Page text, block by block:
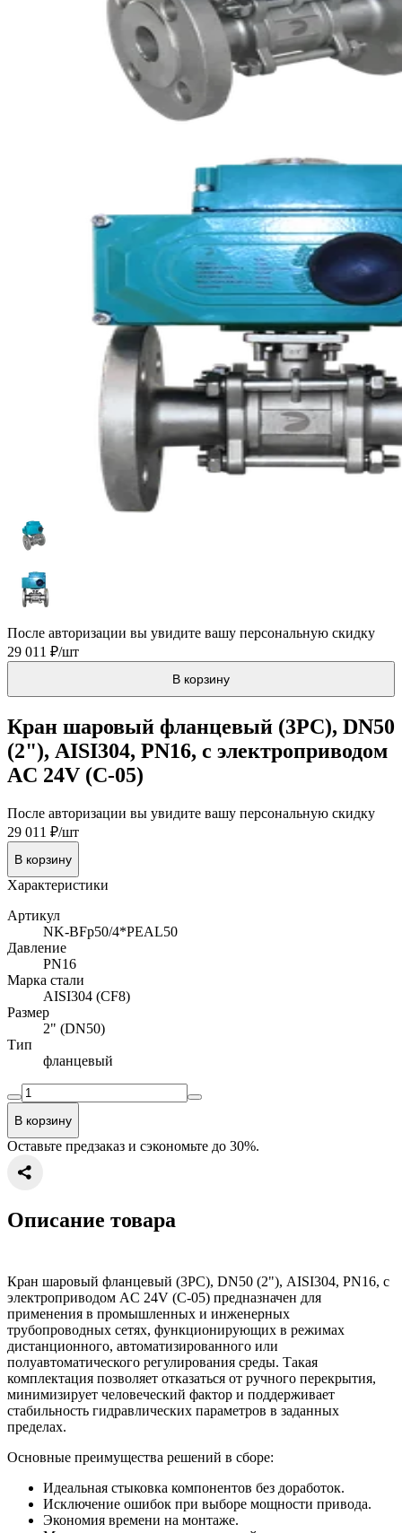
После авторизации вы увидите вашу персональную скидку
29 011 ₽/шт
В корзину
Кран шаровый фланцевый (3PC), DN50
(2"), AISI304, PN16, с электроприводом
AC 24V (С-05)
После авторизации вы увидите вашу персональную скидку
29 011 ₽/шт
В корзину
Характеристики
Артикул
NK-BFp50/4*PEAL50
Давление
PN16
Марка стали
AISI304 (CF8)
Размер
2" (DN50)
Тип
фланцевый
В корзину
Оставьте предзаказ и сэкономьте до 30%.
Описание товара
Кран шаровый фланцевый (3PC), DN50 (2"), AISI304, PN16, с
электроприводом AC 24V (С-05) предназначен для
применения в промышленных и инженерных
трубопроводных сетях, функционирующих в режимах
дистанционного, автоматизированного или
полуавтоматического регулирования среды. Такая
комплектация позволяет отказаться от ручного перекрытия,
минимизирует человеческий фактор и поддерживает
стабильность гидравлических параметров в заданных
пределах.
Основные преимущества решений в сборе:
Идеальная стыковка компонентов без доработок.
Исключение ошибок при выборе мощности привода.
Экономия времени на монтаже.